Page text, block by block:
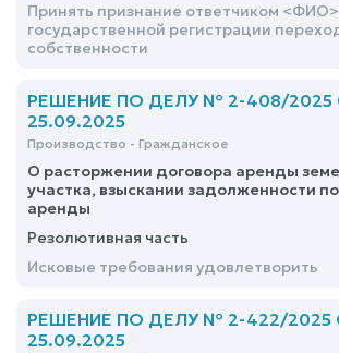
Принять признание ответчиком
государственной регистрации
собственности
РЕШЕНИЕ ПО ДЕЛУ № 2-408/2025
25.09.2025
Производство - Гражданское
О расторжении договора аренды
участка, взыскании задолженности
аренды
Резолютивная часть
Исковые требования удовлетворить
РЕШЕНИЕ ПО ДЕЛУ № 2-422/2025
25.09.2025